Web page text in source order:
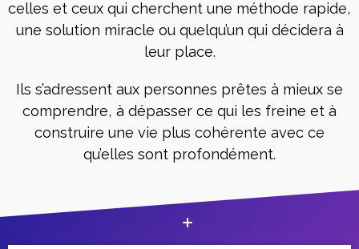
celles et ceux qui cherchent une méthode rapide,
une solution miracle ou quelqu’un qui décidera à
leur place.
Ils s’adressent aux personnes prêtes à mieux se
comprendre, à dépasser ce qui les freine et à
construire une vie plus cohérente avec ce
qu’elles sont profondément.